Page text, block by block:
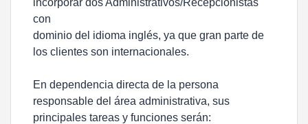
incorporar dos Administrativos/Recepcionistas
con
dominio del idioma inglés, ya que gran parte de
los clientes son internacionales.
En dependencia directa de la persona
responsable del área administrativa, sus
principales tareas y funciones serán: